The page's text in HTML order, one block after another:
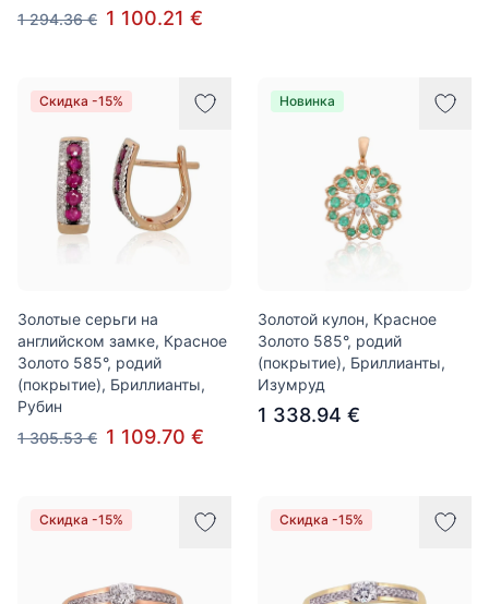
1 294.36 € 1 100.21 €
Скидка -15%
Золотые серьги на
английском замке, Красное
Золото 585°, родий
(покрытие), Бриллианты,
Рубин
1 305.53 € 1 109.70 €
Новинка
Золотой кулон, Красное
Золото 585°, родий
(покрытие), Бриллианты,
Изумруд
1 338.94 €
Скидка -15% Скидка -15%